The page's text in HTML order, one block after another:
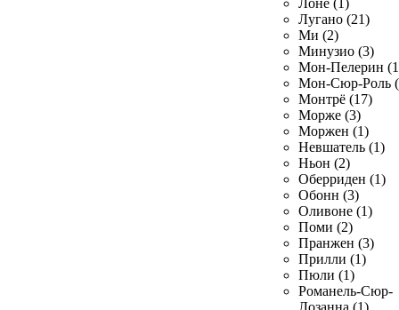
Лоне (1)
Лугано (21)
Ми (2)
Минузио (3)
Мон-Пелерин
Мон-Сюр-Роль
Монтрё (17)
Морже (3)
Моржен (1)
Невшатель (1)
Ньон (2)
Оберриден (1)
Обонн (3)
Оливоне (1)
Поми (2)
Пранжен (3)
Прилли (1)
Пюли (1)
Романель-Сюр-
Лозанна (1)